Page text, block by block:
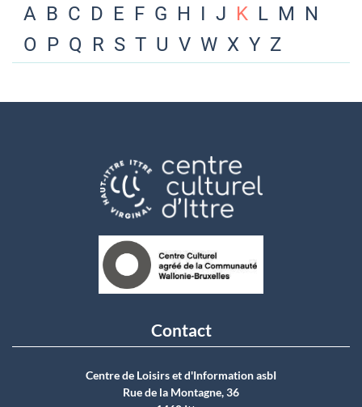
A B C D E F G H I J K L M N
O P Q R S T U V W X Y Z
Contact
Centre de Loisirs et d'Information asbI
Rue de la Montagne, 36